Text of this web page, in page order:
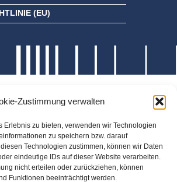
Zustimmung verwalten
Erlebnis zu bieten, verwenden wir Technologien
zu speichern bzw. darauf
Technologien zustimmen, können wir Daten
eindeutige IDs auf dieser Website verarbeiten.
nicht erteilen oder zurückziehen, können
Funktionen beeinträchtigt werden.
(EU)